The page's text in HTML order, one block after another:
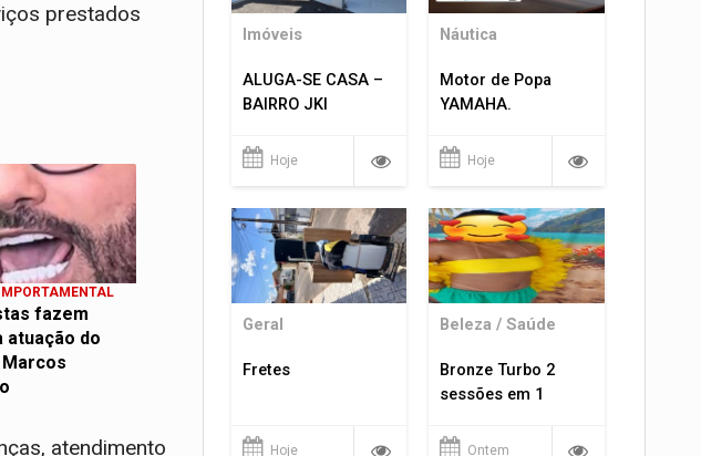
prestados
fazem
atuação do
atendimento
Imóveis
ALUGA-SE CASA –
BAIRRO JKI
Hoje
Náutica
Motor de Popa
YAMAHA.
Hoje
Geral
Fretes
Hoje
Beleza / Saúde
Bronze Turbo 2
sessões em 1
Ontem